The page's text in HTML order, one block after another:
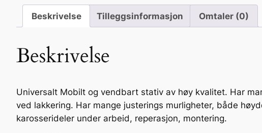
Beskrivelse Tilleggsinformasjon Omtaler (0)
Beskrivelse
Universalt Mobilt og vendbart stativ av høy kvalitet. Har
ved lakkering. Har mange justerings murligheter, både
karosserideler under arbeid, reperasjon, montering.